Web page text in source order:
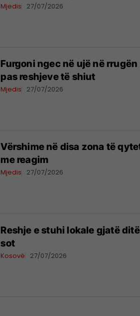
Mjedis 27/07/2026
Furgoni ngec në ujë në
pas reshjeve të shiut
Mjedis 27/07/2026
Vërshime në disa zona të
me reagim
Mjedis 27/07/2026
Reshje e stuhi lokale gjatë
sot
Kosovë 27/07/2026